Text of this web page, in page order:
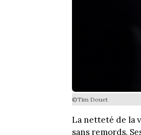
©Tim Douet
La netteté de la
sans remords.